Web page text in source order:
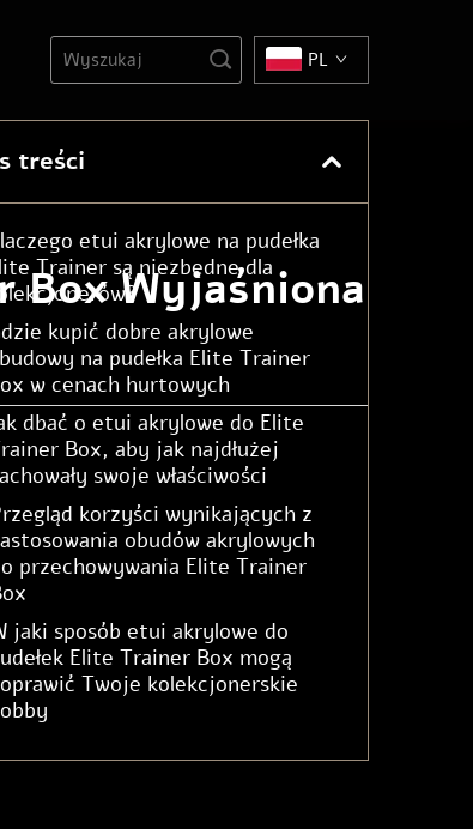
PL
Box Wyjaśniona
treści
etui akrylowe na pudełka
Trainer są niezbędne dla
kupić dobre akrylowe
na pudełka Elite Trainer
w cenach hurtowych
dbać o etui akrylowe do Elite
Box, aby jak najdłużej
swoje właściwości
korzyści wynikających z
obudów akrylowych
przechowywania Elite Trainer
jaki sposób etui akrylowe do
Elite Trainer Box mogą
Twoje kolekcjonerskie